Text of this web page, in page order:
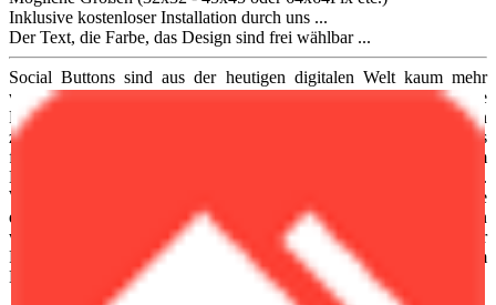
Inklusive kostenloser Installation durch uns ...
Der Text, die Farbe, das Design sind frei wählbar ...
Social Buttons sind aus der heutigen digitalen Welt kaum mehr
wegzudenken. Sie bieten Website-Besuchern eine einfache
Möglichkeit, Inhalte mit nur einem Klick auf sozialen Netzwerken
zu teilen oder einer Marke zu folgen. Dabei dienen sie nicht nur als
funktionales Werkzeug, sondern sind auch ein wichtiges Element im
Bereich des Online-Marketings und der Suchmaschinenoptimierung.
Wer auf seiner Website Social Buttons einsetzt, schafft nicht nur eine
direkte Verbindung zwischen seiner Seite und sozialen Plattformen
wie Facebook, X (ehemals Twitter), Instagram, LinkedIn oder
Pinterest, sondern erhöht auch die Sichtbarkeit seiner Inhalte im
Netz erheblich.